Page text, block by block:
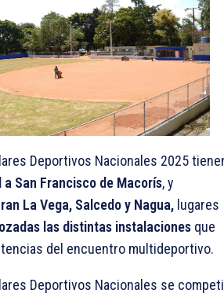
Deportivos Nacionales 2025
San Francisco de Macorís, y
La Vega, Salcedo y Nagua, lugares
las distintas instalaciones que
del encuentro multideportivo.
Deportivos Nacionales se